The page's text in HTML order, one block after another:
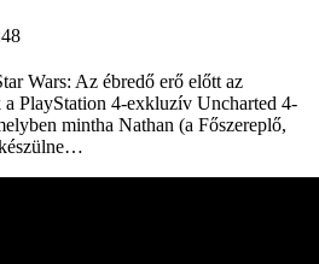
Wars: Az ébredő erő előtt az
PlayStation 4-exkluzív Uncharted 4-
mintha Nathan (a Főszereplő,